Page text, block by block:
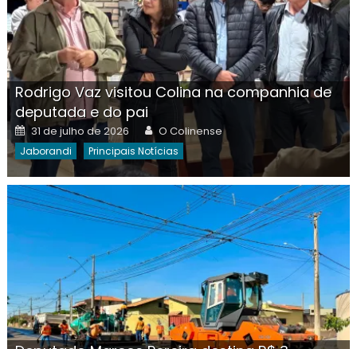
Rodrigo Vaz visitou Colina na companhia de
deputada e do pai
Posted
on
31 de julho de 2026 Author
O Colinense
Jaborandi Principais Notícias